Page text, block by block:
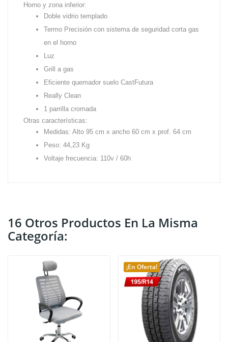
Horno y zona inferior:
Doble vidrio templado
Termo Precisión con sistema de seguridad corta gas
en el horno
Luz
Grill a gas
Eficiente quemador suelo CastFutura
Really Clean
1 parrilla cromada
Otras características:
Medidas: Alto 95 cm x ancho 60 cm x prof. 64 cm
Peso: 44,23 Kg
Voltaje frecuencia: 110v / 60h
16 Otros Productos En La Misma
Categoría:
¡En Oferta!